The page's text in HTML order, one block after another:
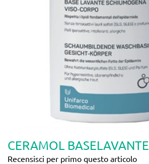
CERAMOL
Recensisci per primo questo articolo